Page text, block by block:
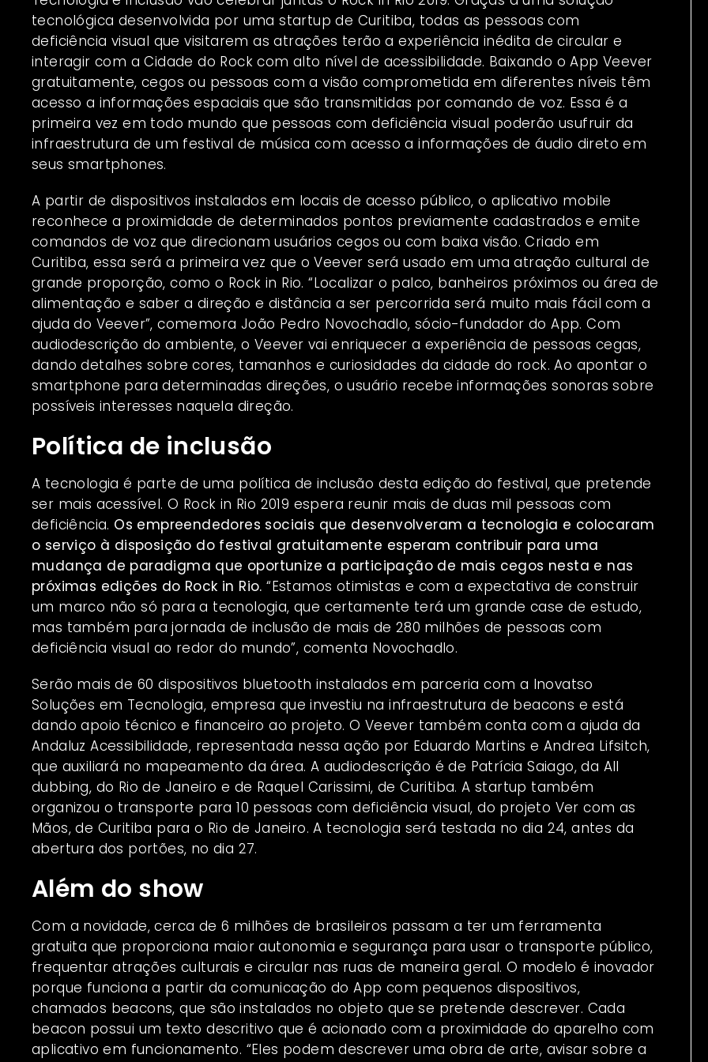
tecnológica desenvolvida por uma startup de Curitiba, todas as pessoas com
deficiência visual que visitarem as atrações terão a experiência inédita de circular e
interagir com a Cidade do Rock com alto nível de acessibilidade. Baixando o App Veever
gratuitamente, cegos ou pessoas com a visão comprometida em diferentes níveis têm
acesso a informações espaciais que são transmitidas por comando de voz. Essa é a
primeira vez em todo mundo que pessoas com deficiência visual poderão usufruir da
infraestrutura de um festival de música com acesso a informações de áudio direto em
seus smartphones.
A partir de dispositivos instalados em locais de acesso público, o aplicativo mobile
reconhece a proximidade de determinados pontos previamente cadastrados e emite
comandos de voz que direcionam usuários cegos ou com baixa visão. Criado em
Curitiba, essa será a primeira vez que o Veever será usado em uma atração cultural de
grande proporção, como o Rock in Rio. “Localizar o palco, banheiros próximos ou área de
alimentação e saber a direção e distância a ser percorrida será muito mais fácil com a
ajuda do Veever”, comemora João Pedro Novochadlo, sócio-fundador do App. Com
audiodescrição do ambiente, o Veever vai enriquecer a experiência de pessoas cegas,
dando detalhes sobre cores, tamanhos e curiosidades da cidade do rock. Ao apontar o
smartphone para determinadas direções, o usuário recebe informações sonoras sobre
possíveis interesses naquela direção.
Política de inclusão
A tecnologia é parte de uma política de inclusão desta edição do festival, que pretende
ser mais acessível. O Rock in Rio 2019 espera reunir mais de duas mil pessoas com
deficiência. Os empreendedores sociais que desenvolveram a tecnologia e colocaram
o serviço à disposição do festival gratuitamente esperam contribuir para uma
mudança de paradigma que oportunize a participação de mais cegos nesta e nas
próximas edições do Rock in Rio.“Estamos otimistas e com a expectativa de construir
um marco não só para a tecnologia, que certamente terá um grande case de estudo,
mas também para jornada de inclusão de mais de 280 milhões de pessoas com
deficiência visual ao redor do mundo”, comenta Novochadlo.
Serão mais de 60 dispositivos bluetooth instalados em parceria com a Inovatso
Soluções em Tecnologia, empresa que investiu na infraestrutura de beacons e está
dando apoio técnico e financeiro ao projeto. O Veever também conta com a ajuda da
Andaluz Acessibilidade, representada nessa ação por Eduardo Martins e Andrea Lifsitch,
que auxiliará no mapeamento da área. A audiodescrição é de Patrícia Saiago, da All
dubbing, do Rio de Janeiro e de Raquel Carissimi, de Curitiba. A startup também
organizou o transporte para 10 pessoas com deficiência visual, do projeto Ver com as
Mãos, de Curitiba para o Rio de Janeiro. A tecnologia será testada no dia 24, antes da
abertura dos portões, no dia 27.
Além do show
Com a novidade, cerca de 6 milhões de brasileiros passam a ter um ferramenta
gratuita que proporciona maior autonomia e segurança para usar o transporte público,
frequentar atrações culturais e circular nas ruas de maneira geral. O modelo é inovador
porque funciona a partir da comunicação do App com pequenos dispositivos,
chamados beacons, que são instalados no objeto que se pretende descrever. Cada
beacon possui um texto descritivo que é acionado com a proximidade do aparelho com
aplicativo em funcionamento. “Eles podem descrever uma obra de arte, avisar sobre a